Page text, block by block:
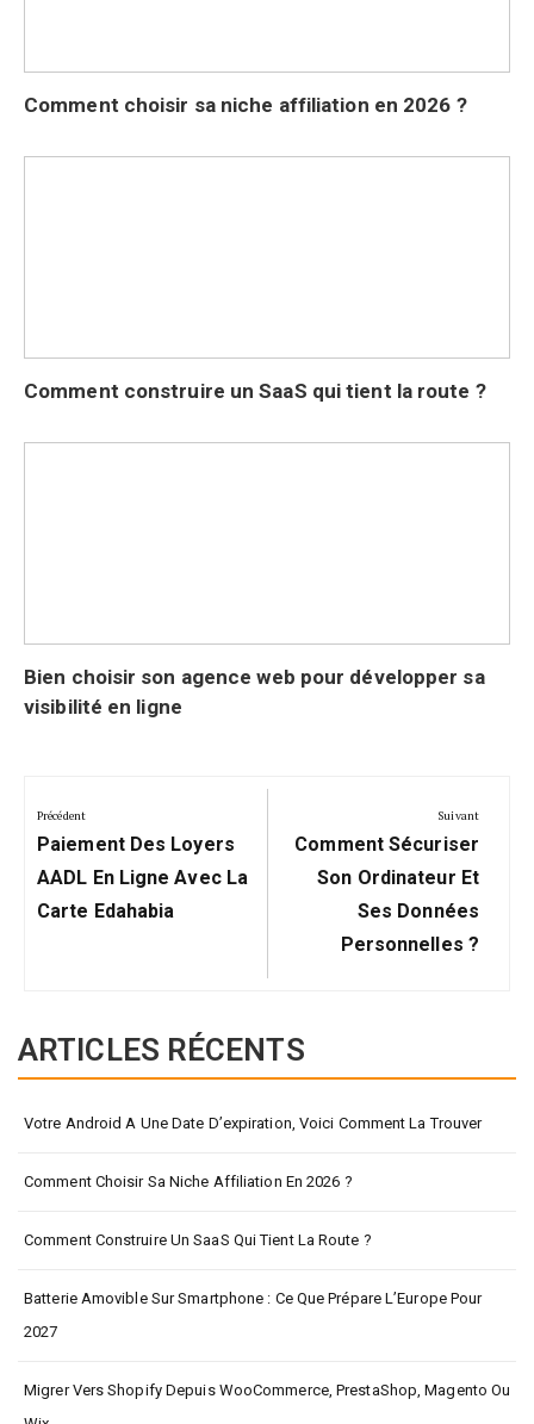
Comment choisir sa niche affiliation en 2026 ?
Comment construire un SaaS qui tient la route ?
Bien choisir son agence web pour développer sa
visibilité en ligne
de
l’article
Précédent
Précédent:
Paiement Des Loyers
AADL En Ligne Avec La
Carte Edahabia
Suivant
Suivant:
Comment Sécuriser
Son Ordinateur Et
Ses Données
Personnelles ?
ARTICLES RÉCENTS
Votre Android A Une Date D’expiration, Voici Comment La Trouver
Comment Choisir Sa Niche Affiliation En 2026 ?
Comment Construire Un SaaS Qui Tient La Route ?
Batterie Amovible Sur Smartphone : Ce Que Prépare L’Europe Pour
2027
Migrer Vers Shopify Depuis WooCommerce, PrestaShop, Magento Ou